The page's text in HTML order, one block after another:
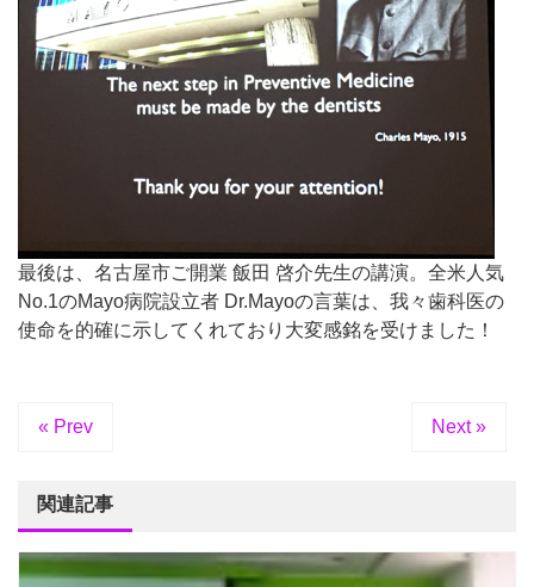
最後は、名古屋市ご開業 飯田 啓介先生の講演。全米人気
No.1のMayo病院設立者 Dr.Mayoの言葉は、我々歯科医の
使命を的確に示してくれており大変感銘を受けました！
« Prev Next »
関連記事